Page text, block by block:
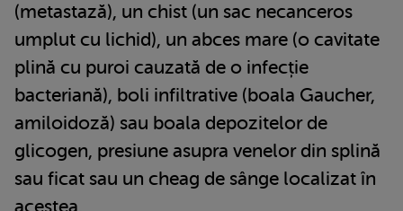
(metastază), un chist (un sac necanceros
umplut cu lichid), un abces mare (o cavitate
plină cu puroi cauzată de o infecție
bacteriană), boli infiltrative (boala Gaucher,
amiloidoză) sau boala depozitelor de
glicogen, presiune asupra venelor din splină
sau ficat sau un cheag de sânge localizat în
acestea.